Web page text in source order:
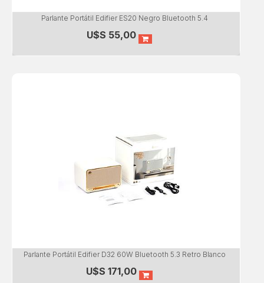
Parlante Portátil Edifier ES20 Negro Bluetooth 5.4
U$S 55,00
Parlante Portátil Edifier D32 60W Bluetooth 5.3 Retro Blanco
U$S 171,00